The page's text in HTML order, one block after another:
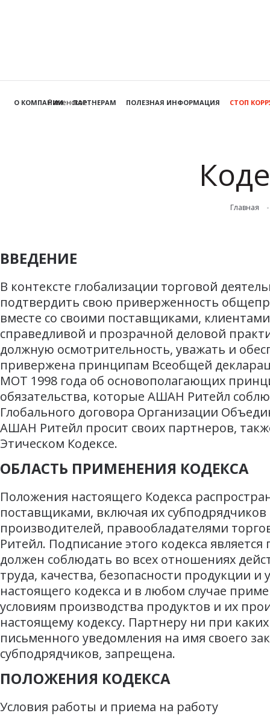
Раменское
О КОМПАНИИ ПАРТНЕРАМ ПОЛЕЗНАЯ ИНФОРМАЦИЯ СТОП
Главная
ВВЕДЕНИЕ
В контексте глобализации торговой
подтвердить свою приверженность
вместе со своими поставщиками,
справедливой и прозрачной деловой
должную осмотрительность, уважать и
привержена принципам Всеобщей
МОТ 1998 года об основополагающих
обязательства, которые АШАН Ритейл
Глобального договора Организации
АШАН Ритейл просит своих партнеров,
Этическом Кодексе.
ОБЛАСТЬ ПРИМЕНЕНИЯ КОДЕКСА
Положения настоящего Кодекса
поставщиками, включая их
производителей, правообладателями
Ритейл. Подписание этого кодекса
должен соблюдать во всех отношениях
труда, качества, безопасности продукции
настоящего кодекса и в любом случае
условиям производства продуктов и их
настоящему кодексу. Партнеру ни при
письменного уведомления на имя своего
субподрядчиков, запрещена.
ПОЛОЖЕНИЯ КОДЕКСА
Условия работы и приема на работу